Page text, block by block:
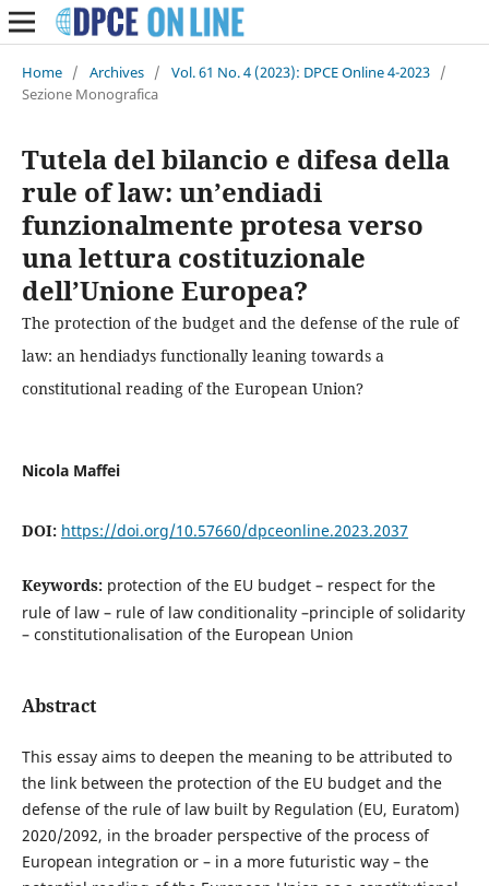
Home / Archives / Vol. 61 No. 4 (2023): DPCE Online 4-2023 /
Sezione Monografica
Tutela del bilancio e difesa della
rule of law: un’endiadi
funzionalmente protesa verso
una lettura costituzionale
dell’Unione Europea?
The protection of the budget and the defense of the rule of
law: an hendiadys functionally leaning towards a
constitutional reading of the European Union?
Nicola Maffei
DOI: https://doi.org/10.57660/dpceonline.2023.2037
Keywords: protection of the EU budget – respect for the
rule of law – rule of law conditionality –principle of solidarity
– constitutionalisation of the European Union
Abstract
This essay aims to deepen the meaning to be attributed to
the link between the protection of the EU budget and the
defense of the rule of law built by Regulation (EU, Euratom)
2020/2092, in the broader perspective of the process of
European integration or – in a more futuristic way – the